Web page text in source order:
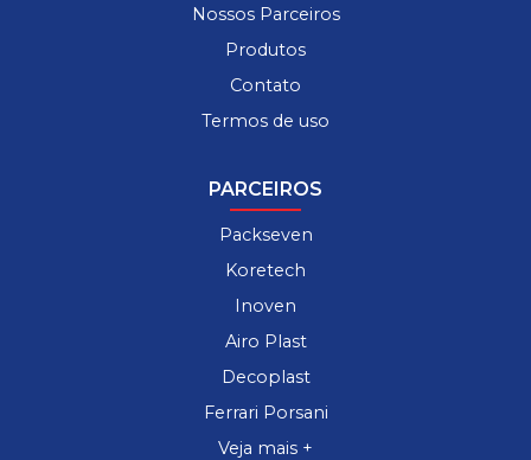
Nossos Parceiros
Produtos
Contato
Termos de uso
PARCEIROS
Packseven
Koretech
Inoven
Airo Plast
Decoplast
Ferrari Porsani
Veja mais +